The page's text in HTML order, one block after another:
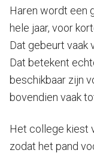
Haren wordt een
hele jaar, voor
Dat gebeurt vaak
Dat betekent
beschikbaar zijn
bovendien vaak
Het college kiest
zodat het pand